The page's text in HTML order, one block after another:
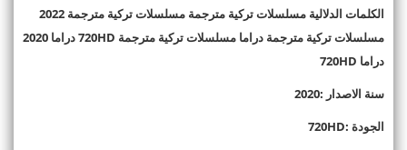
الكلمات الدلالية مسلسلات تركية مترجمة مسلسلات تركية مترجمة 2022
مسلسلات تركية مترجمة دراما مسلسلات تركية مترجمة 720HD دراما 2020
دراما 720HD
سنة الاصدار :2020
الجودة :720HD